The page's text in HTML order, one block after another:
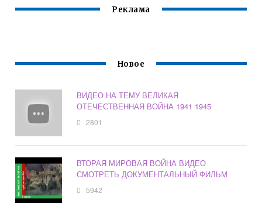
Реклама
Новое
ВИДЕО НА ТЕМУ ВЕЛИКАЯ
ОТЕЧЕСТВЕННАЯ ВОЙНА 1941 1945
2801
ВТОРАЯ МИРОВАЯ ВОЙНА ВИДЕО
СМОТРЕТЬ ДОКУМЕНТАЛЬНЫЙ ФИЛЬМ
5942